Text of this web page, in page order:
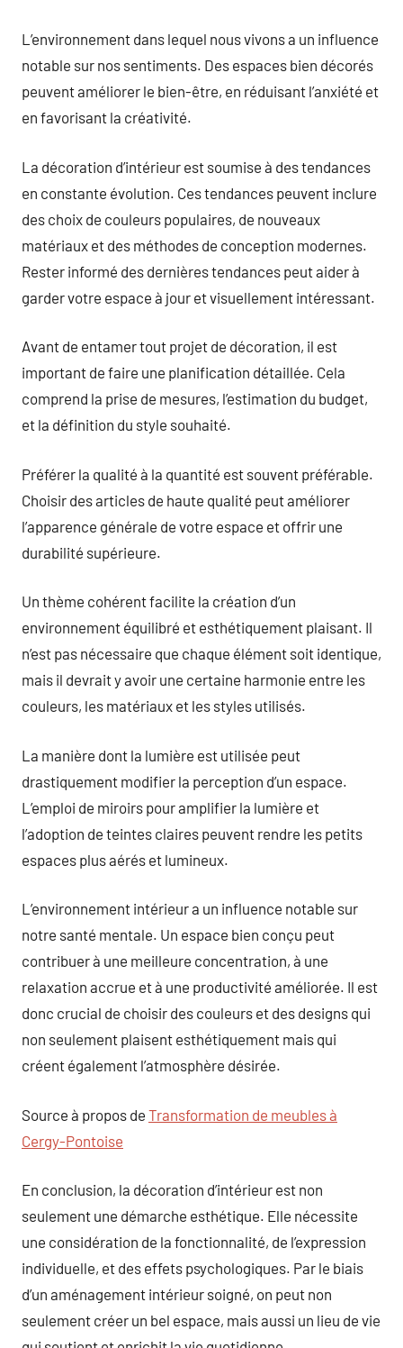
L’environnement dans lequel nous vivons a un influence
notable sur nos sentiments. Des espaces bien décorés
peuvent améliorer le bien-être, en réduisant l’anxiété et
en favorisant la créativité.
La décoration d’intérieur est soumise à des tendances
en constante évolution. Ces tendances peuvent inclure
des choix de couleurs populaires, de nouveaux
matériaux et des méthodes de conception modernes.
Rester informé des dernières tendances peut aider à
garder votre espace à jour et visuellement intéressant.
Avant de entamer tout projet de décoration, il est
important de faire une planification détaillée. Cela
comprend la prise de mesures, l’estimation du budget,
et la définition du style souhaité.
Préférer la qualité à la quantité est souvent préférable.
Choisir des articles de haute qualité peut améliorer
l’apparence générale de votre espace et offrir une
durabilité supérieure.
Un thème cohérent facilite la création d’un
environnement équilibré et esthétiquement plaisant. Il
n’est pas nécessaire que chaque élément soit identique,
mais il devrait y avoir une certaine harmonie entre les
couleurs, les matériaux et les styles utilisés.
La manière dont la lumière est utilisée peut
drastiquement modifier la perception d’un espace.
L’emploi de miroirs pour amplifier la lumière et
l’adoption de teintes claires peuvent rendre les petits
espaces plus aérés et lumineux.
L’environnement intérieur a un influence notable sur
notre santé mentale. Un espace bien conçu peut
contribuer à une meilleure concentration, à une
relaxation accrue et à une productivité améliorée. Il est
donc crucial de choisir des couleurs et des designs qui
non seulement plaisent esthétiquement mais qui
créent également l’atmosphère désirée.
Source à propos de Transformation de meubles à
Cergy-Pontoise
En conclusion, la décoration d’intérieur est non
seulement une démarche esthétique. Elle nécessite
une considération de la fonctionnalité, de l’expression
individuelle, et des effets psychologiques. Par le biais
d’un aménagement intérieur soigné, on peut non
seulement créer un bel espace, mais aussi un lieu de vie